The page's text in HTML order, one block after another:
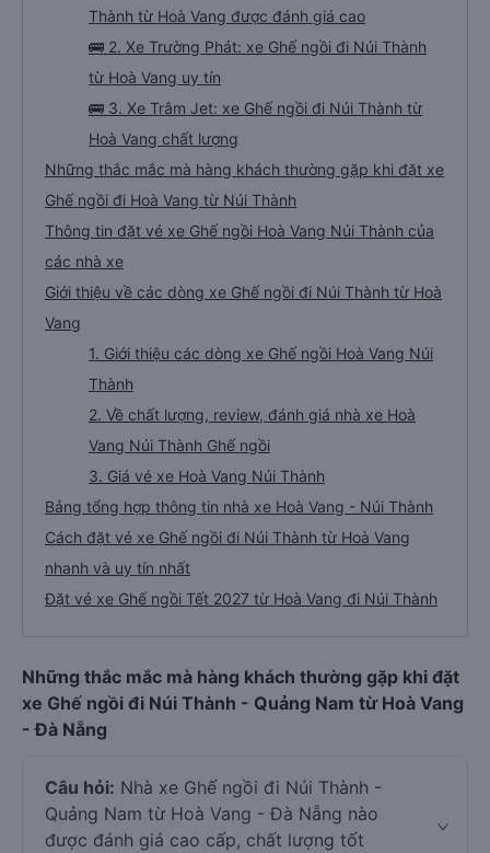
Thành từ Hoà Vang được đánh giá cao
🚌 2. Xe Trường Phát: xe Ghế ngồi đi Núi Thành
từ Hoà Vang uy tín
🚌 3. Xe Trâm Jet: xe Ghế ngồi đi Núi Thành từ
Hoà Vang chất lượng
Những thắc mắc mà hàng khách thường gặp khi đặt xe
Ghế ngồi đi Hoà Vang từ Núi Thành
Thông tin đặt vé xe Ghế ngồi Hoà Vang Núi Thành của
các nhà xe
Giới thiệu về các dòng xe Ghế ngồi đi Núi Thành từ Hoà
Vang
1. Giới thiệu các dòng xe Ghế ngồi Hoà Vang Núi
Thành
2. Về chất lượng, review, đánh giá nhà xe Hoà
Vang Núi Thành Ghế ngồi
3. Giá vé xe Hoà Vang Núi Thành
Bảng tổng hợp thông tin nhà xe Hoà Vang - Núi Thành
Cách đặt vé xe Ghế ngồi đi Núi Thành từ Hoà Vang
nhanh và uy tín nhất
Đặt vé xe Ghế ngồi Tết 2027 từ Hoà Vang đi Núi Thành
Những thắc mắc mà hàng khách thường gặp khi đặt
xe Ghế ngồi đi Núi Thành - Quảng Nam từ Hoà Vang
- Đà Nẵng
Câu hỏi: Nhà xe Ghế ngồi đi Núi Thành -
Quảng Nam từ Hoà Vang - Đà Nẵng nào
được đánh giá cao cấp, chất lượng tốt